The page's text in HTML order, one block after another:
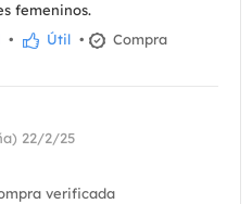
femeninos.
• Útil •
Compra
22/2/25
verificada